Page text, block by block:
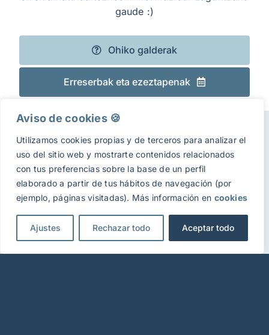
Aviso de cookies 🍪​
Utilizamos cookies propias y de terceros para analizar el
uso del sitio web y mostrarte contenidos relacionados
con tus preferencias sobre la base de un perfil
elaborado a partir de tus hábitos de navegación (por
ejemplo, páginas visitadas). Más información en cookies
Ajustes Rechazar todo Aceptar todo
gaude :)
Ohiko galderak
Erreserbak eta ezeztapenak
Gure bezeroen iritziak Googlen